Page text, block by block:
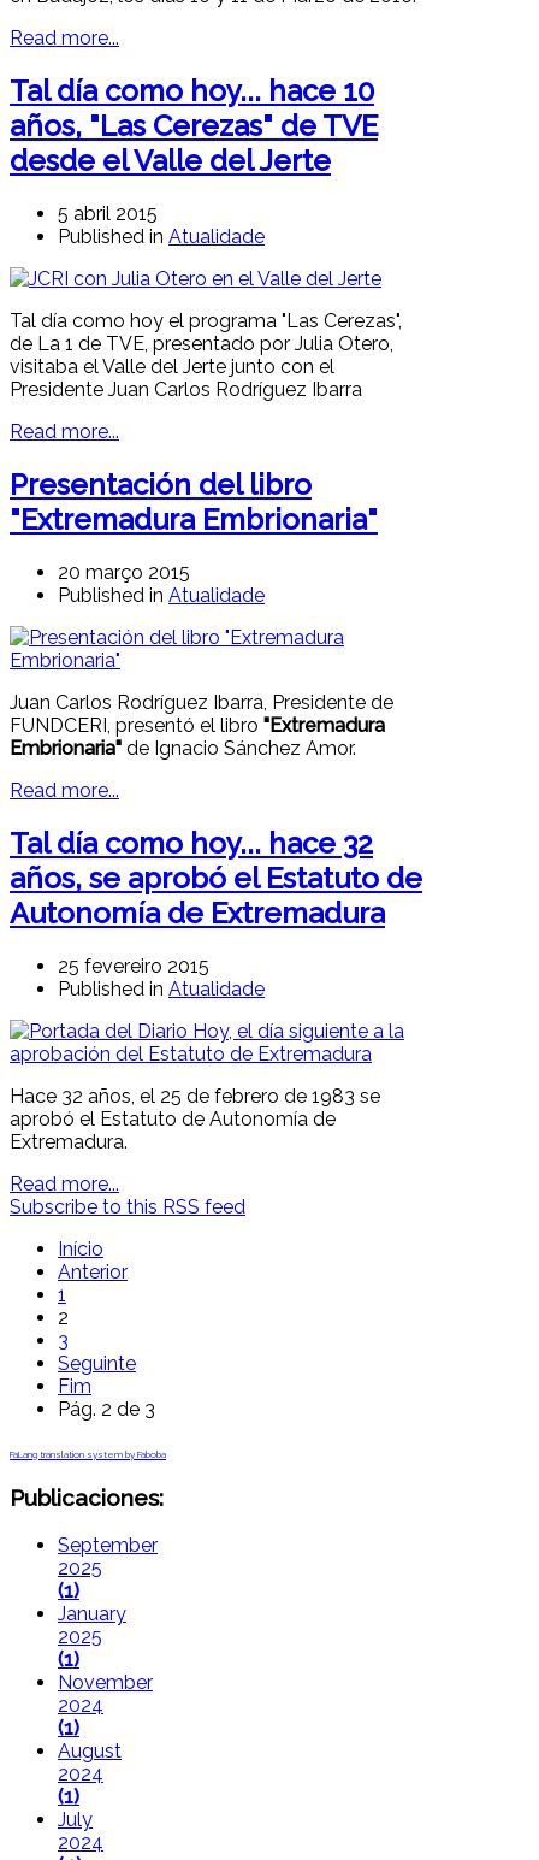
Read more...
Tal día como hoy... hace 10
años, "Las Cerezas" de TVE
desde el Valle del Jerte
5 abril 2015
Published in Atualidade
Tal día como hoy el programa "Las Cerezas",
de La 1 de TVE, presentado por Julia Otero,
visitaba el Valle del Jerte junto con el
Presidente Juan Carlos Rodríguez Ibarra
Read more...
Presentación del libro
"Extremadura Embrionaria"
20 março 2015
Published in Atualidade
Juan Carlos Rodríguez Ibarra, Presidente de
FUNDCERI, presentó el libro "Extremadura
Embrionaria" de Ignacio Sánchez Amor.
Read more...
Tal día como hoy... hace 32
años, se aprobó el Estatuto de
Autonomía de Extremadura
25 fevereiro 2015
Published in Atualidade
Hace 32 años, el 25 de febrero de 1983 se
aprobó el Estatuto de Autonomía de
Extremadura.
Read more...
Subscribe to this RSS feed
Início
Anterior
1
2
3
Seguinte
Fim
Pág. 2 de 3
FaLang translation system by Faboba
Publicaciones:
September
2025
(1)
January
2025
(1)
November
2024
(1)
August
2024
(1)
July
2024